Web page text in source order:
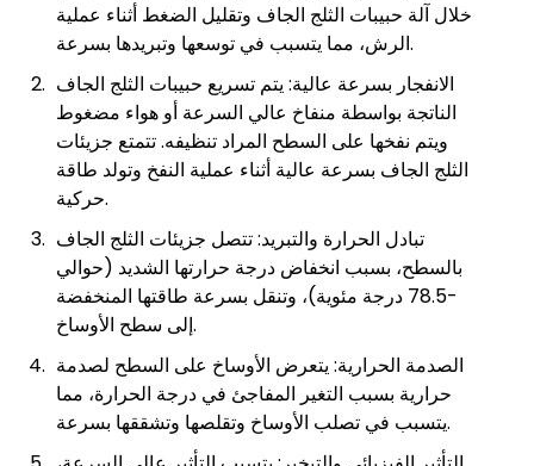
خلال آلة حبيبات الثلج الجاف وتقليل الضغط أثناء عملية
الرش، مما يتسبب في توسعها وتبريدها بسرعة.
الانفجار بسرعة عالية: يتم تسريع حبيبات الثلج الجاف
الناتجة بواسطة منفاخ عالي السرعة أو هواء مضغوط
ويتم نفخها على السطح المراد تنظيفه. تتمتع جزيئات
الثلج الجاف بسرعة عالية أثناء عملية النفخ وتولد طاقة
حركية.
تبادل الحرارة والتبريد: تتصل جزيئات الثلج الجاف
بالسطح، بسبب انخفاض درجة حرارتها الشديد (حوالي
-78.5 درجة مئوية)، وتنقل بسرعة طاقتها المنخفضة
إلى سطح الأوساخ.
الصدمة الحرارية: يتعرض الأوساخ على السطح لصدمة
حرارية بسبب التغير المفاجئ في درجة الحرارة، مما
يتسبب في تصلب الأوساخ وتقلصها وتشققها بسرعة.